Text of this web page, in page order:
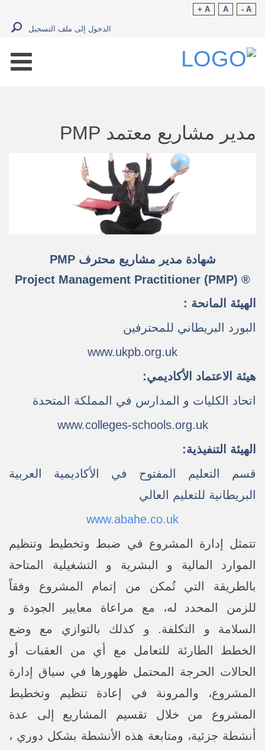
A -
A
A +
الدخول إلى ملف التسجيل
مدير مشاريع معتمد PMP
شهادة مدير مشاريع محترف PMP
Project Management Practitioner (PMP) ®
الهيئة المانحة :
البورد البريطاني للمحترفين
www.ukpb.org.uk
هيئة الاعتماد الأكاديمي:
اتحاد الكليات و المدارس في المملكة المتحدة
www.colleges-schools.org.uk
الهيئة التنفيذية:
قسم التعليم المفتوح في الأكاديمية العربية
البريطانية للتعليم العالي
www.abahe.co.uk
تتمثل إدارة المشروع في ضبط وتخطيط وتنظيم
الموارد المالية و البشرية و التشغيلية المتاحة
بالطريقة التي تُمكن من إتمام المشروع وفقاً
للزمن المحدد له، مع مراعاة معايير الجودة و
السلامة و التكلفة. و كذلك بالتوازي مع وضع
الخطط الطارئة للتعامل مع أي من العقبات أو
الحالات الحرجة المحتمل ظهورها في سياق إدارة
المشروع، والمرونة في إعادة تنظيم وتخطيط
المشروع من خلال تقسيم المشاريع إلى عدة
أنشطة جزئية، ومتابعة هذه الأنشطة بشكل دوري ،